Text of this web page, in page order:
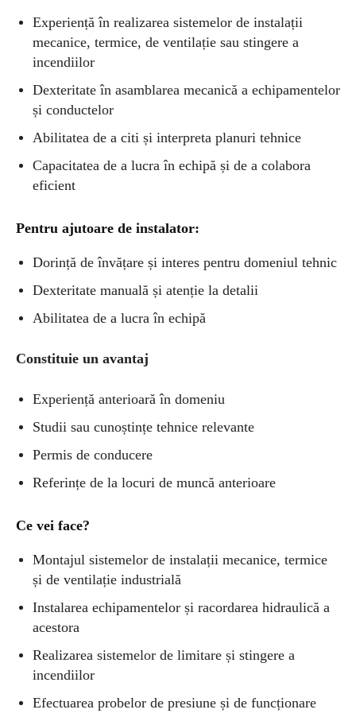
Experiență în realizarea sistemelor de instalații
mecanice, termice, de ventilație sau stingere a
incendiilor
Dexteritate în asamblarea mecanică a echipamentelor
și conductelor
Abilitatea de a citi și interpreta planuri tehnice
Capacitatea de a lucra în echipă și de a colabora
eficient
Pentru ajutoare de instalator:
Dorință de învățare și interes pentru domeniul tehnic
Dexteritate manuală și atenție la detalii
Abilitatea de a lucra în echipă
Constituie un avantaj
Experiență anterioară în domeniu
Studii sau cunoștințe tehnice relevante
Permis de conducere
Referințe de la locuri de muncă anterioare
Ce vei face?
Montajul sistemelor de instalații mecanice, termice
și de ventilație industrială
Instalarea echipamentelor și racordarea hidraulică a
acestora
Realizarea sistemelor de limitare și stingere a
incendiilor
Efectuarea probelor de presiune și de funcționare